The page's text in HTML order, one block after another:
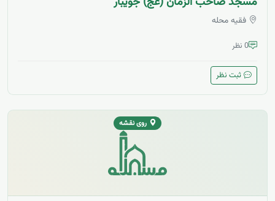
فقیه محله
0 نظر
ثبت نظر
روی نقشه